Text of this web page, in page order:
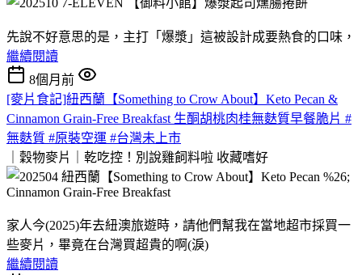
先說不好意思的是，主打「爆漿」這被設計成要熱食的口味，
繼續閱讀
8個月前
[麥片食記]紐西蘭【Something to Crow About】Keto Pecan &
Cinnamon Grain-Free Breakfast 生酮胡桃肉桂無麩質早餐脆片 #
無麩質 #原裝空運 #台灣未上市
｜穀物麥片｜乾吃控！別說雞飼料啦 收藏嗜好
家人今(2025)年去紐澳旅遊時，請他們幫我在當地超市採買一
些麥片，畢竟在台灣買超貴的啊(淚)
繼續閱讀